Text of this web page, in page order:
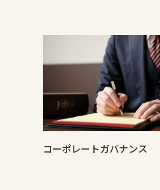
コーポレートガバナンス